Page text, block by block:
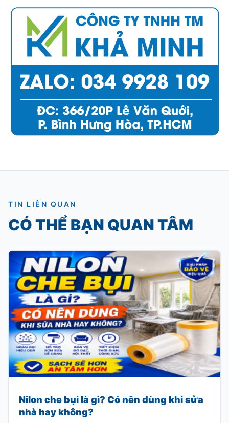
TIN LIÊN QUAN
CÓ THỂ BẠN QUAN TÂM
Nilon che bụi là gì? Có nên dùng khi sửa
nhà hay không?